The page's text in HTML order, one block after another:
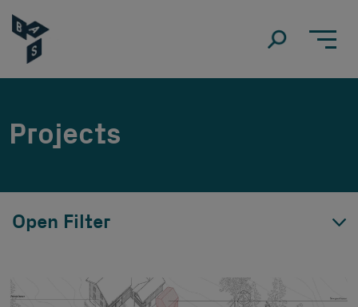
Projects
Open Filter